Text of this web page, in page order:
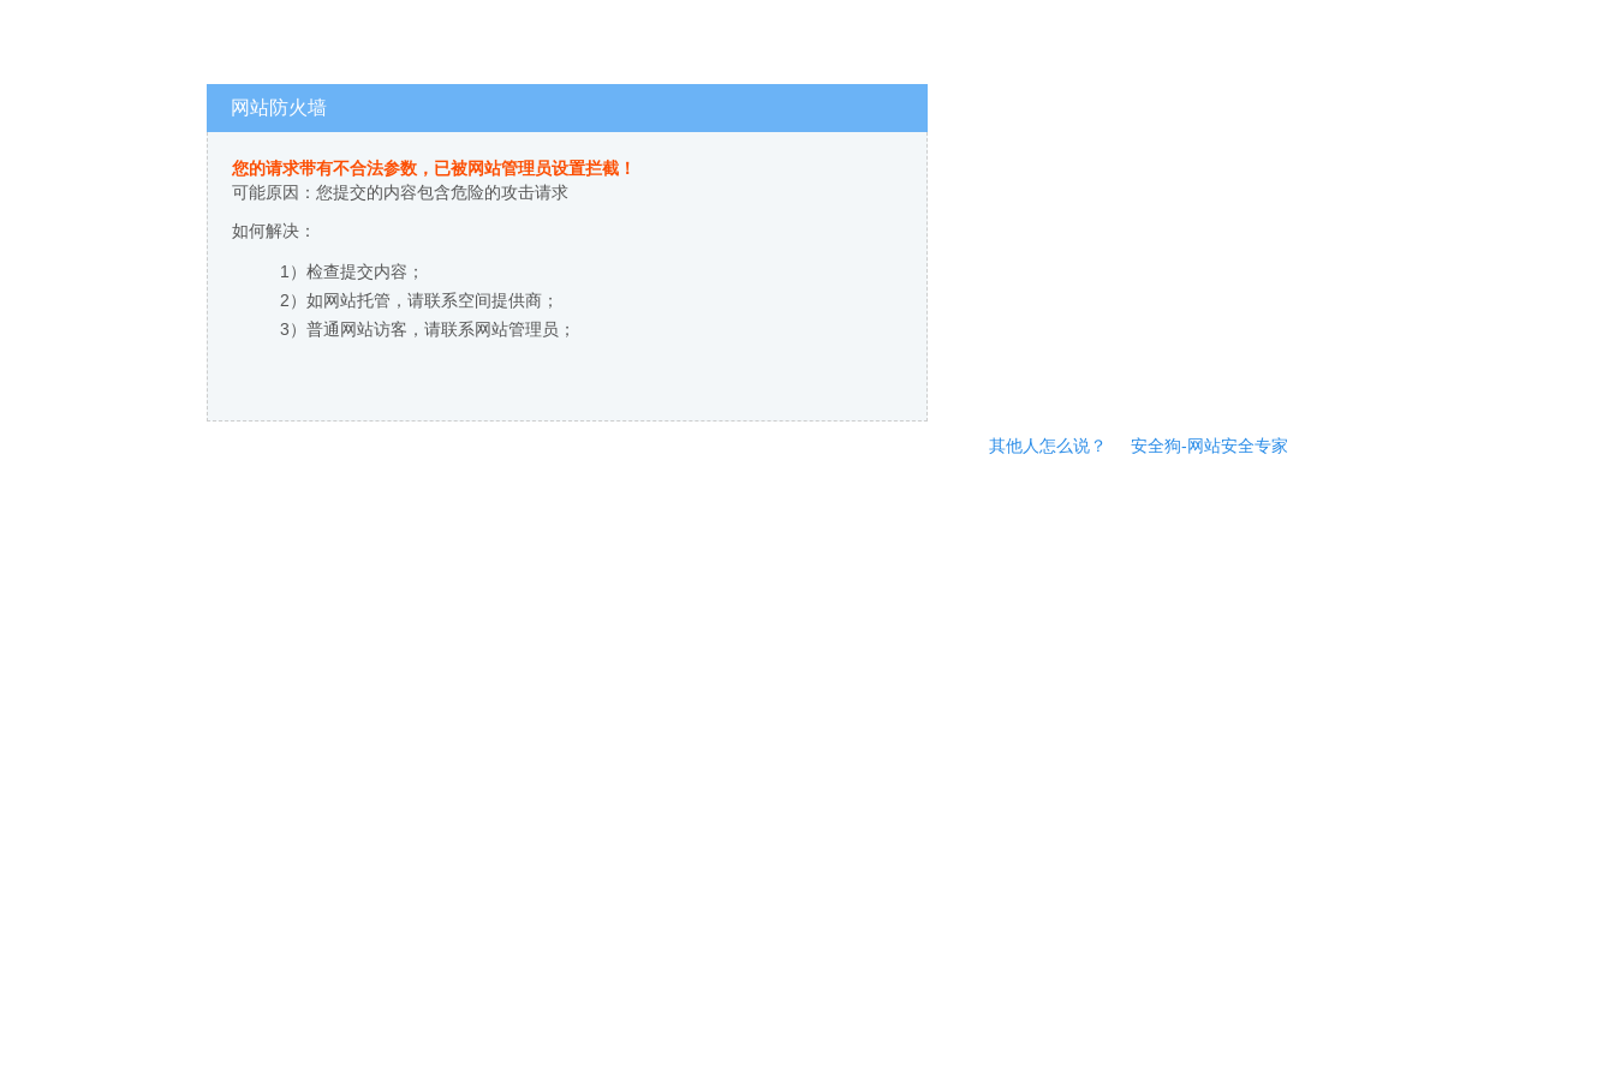
网站防火墙
您的请求带有不合法参数，已被网站管理员设置拦截！
可能原因：您提交的内容包含危险的攻击请求
如何解决：
1）检查提交内容；
2）如网站托管，请联系空间提供商；
3）普通网站访客，请联系网站管理员；
其他人怎么说？ 安全狗-网站安全专家